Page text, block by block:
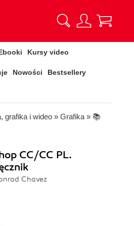
Kursy video
Nowości Bestsellery
grafika i wideo » Grafika » 📚
CC/CC PL.
Chavez